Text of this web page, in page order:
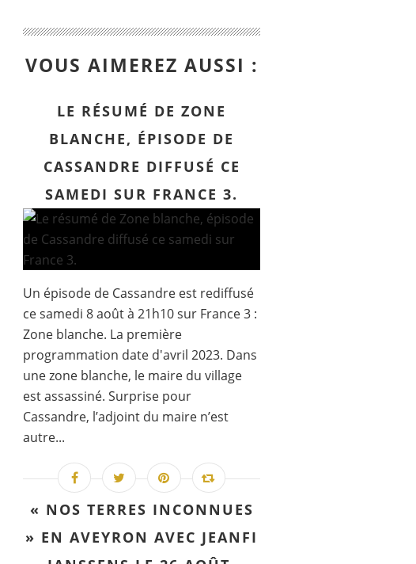
VOUS AIMEREZ AUSSI :
LE RÉSUMÉ DE ZONE
BLANCHE, ÉPISODE DE
CASSANDRE DIFFUSÉ CE
SAMEDI SUR FRANCE 3.
Un épisode de Cassandre est rediffusé
ce samedi 8 août à 21h10 sur France 3 :
Zone blanche. La première
programmation date d'avril 2023. Dans
une zone blanche, le maire du village
est assassiné. Surprise pour
Cassandre, l’adjoint du maire n’est
autre...
« NOS TERRES INCONNUES
» EN AVEYRON AVEC JEANFI